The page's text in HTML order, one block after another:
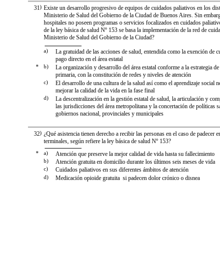
)
31 Existe un desarrollo progresivo de equipos de cuidados paliativos en los
Ministerio de Salud del Gobierno de la Ciudad de Buenos Aires. Sin
hospitales no poseen programas o servicios focalizados en cuidados
de la ley básica de salud Nº 153 se basa la implementación de la red de
Ministerio de Salud del Gobierno de la Ciudad?
a)
La gratuidad de las acciones de salud, entendida como la exención de
pago directo en el área estatal
* b)
La organización y desarrollo del área estatal conforme a la estrategia
primaria, con la constitución de redes y niveles de atención
c)
El desarrollo de una cultura de la salud así como el aprendizaje social
mejorar la calidad de la vida en la fase final
d)
La descentralización en la gestión estatal de salud, la articulación y
las jurisdicciones del área metropolitana y la concertación de políticas
gobiernos nacional, provinciales y municipales
)
32 ¿Qué asistencia tienen derecho a recibir las personas en el caso de padecer
terminales, según refiere la ley básica de salud Nº 153?
* a) Atención que preserve la mejor calidad de vida hasta su fallecimiento
b) Atención gratuita en domicilio durante los últimos seis meses de vida
c) Cuidados paliativos en sus diferentes ámbitos de atención
d) Medicación opioide gratuita si padecen dolor crónico o disnea